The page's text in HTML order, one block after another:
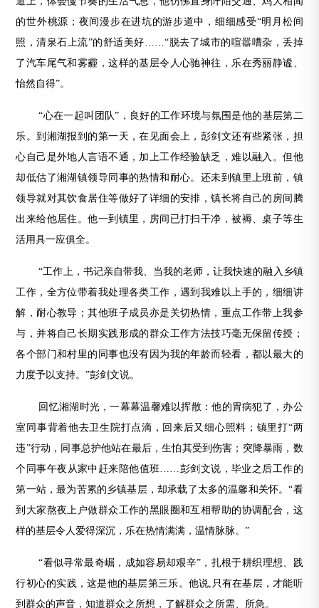
的世外桃源；夜间漫步在进坑的游步道中，细细感受“明月松间
照，清泉石上流”的舒适美好……“脱去了城市的喧嚣嘈杂，丢掉
了汽车尾气和雾霾，这样的基层令人心驰神往，乐在秀丽静谧、
怡然自得”。
“心在一起叫团队”，良好的工作环境与氛围是他的基层第二
乐。到湘湖报到的第一天，在见面会上，彭剑文还有些紧张，担
心自己是外地人言语不通，加上工作经验缺乏，难以融入。但他
却低估了湘湖镇领导同事的热情和耐心。还未到镇里上班前，镇
领导就对其饮食居住等做好了详细的安排，镇长将自己的房间腾
出来给他居住。他一到镇里，房间已打扫干净，被褥、桌子等生
活用具一应俱全。
“工作上，书记亲自带我、当我的老师，让我快速的融入乡镇
工作，全方位带着我处理各类工作，遇到我难以上手的，细细讲
解，耐心教导；其他班子成员亦是关切热情，重点工作带上我参
与，并将自己长期实践形成的群众工作方法技巧毫无保留传授；
各个部门和村里的同事也没有因为我的年龄而轻看，都以最大的
力度予以支持。”彭剑文说。
回忆湘湖时光，一幕幕温馨难以挥散：他的胃病犯了，办公
室同事背着他去卫生院打点滴，回来后又细心照料；镇里打“两
违”行动，同事总护他站在最后，生怕其受到伤害；突降暴雨，数
个同事午夜从家中赶来陪他值班……彭剑文说，毕业之后工作的
第一站，最为苦累的乡镇基层，却承载了太多的温馨和关怀。“看
到大家熬夜上户做群众工作的黑眼圈和互相帮助的协调配合，这
样的基层令人爱得深沉，乐在热情满满，温情脉脉。”
“看似寻常最奇崛，成如容易却艰辛”，扎根于耕织理想、践
行初心的实践，这是他的基层第三乐。他说,只有在基层，才能听
到群众的声音，知道群众之所想，了解群众之所需、所急。